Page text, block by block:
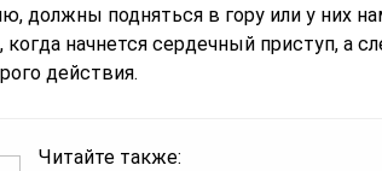
должны подняться в гору или у них
начнется сердечный приступ, а
действия.
Читайте также: